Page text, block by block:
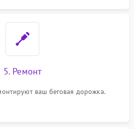
5. Ремонт
ваш беговая дорожка.